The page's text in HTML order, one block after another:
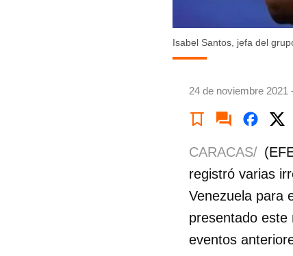
Isabel Santos, jefa del
24 de noviembre 2021
CARACAS/
registró varias
Venezuela para
presentado
eventos